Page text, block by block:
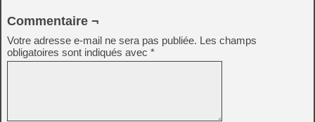
Commentaire ¬
Votre adresse e-mail ne sera pas publiée. Les champs
obligatoires sont indiqués avec *